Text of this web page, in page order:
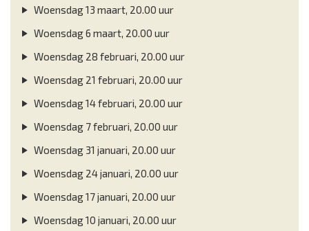
Woensdag 13 maart, 20.00 uur
Woensdag 6 maart, 20.00 uur
Woensdag 28 februari, 20.00 uur
Woensdag 21 februari, 20.00 uur
Woensdag 14 februari, 20.00 uur
Woensdag 7 februari, 20.00 uur
Woensdag 31 januari, 20.00 uur
Woensdag 24 januari, 20.00 uur
Woensdag 17 januari, 20.00 uur
Woensdag 10 januari, 20.00 uur